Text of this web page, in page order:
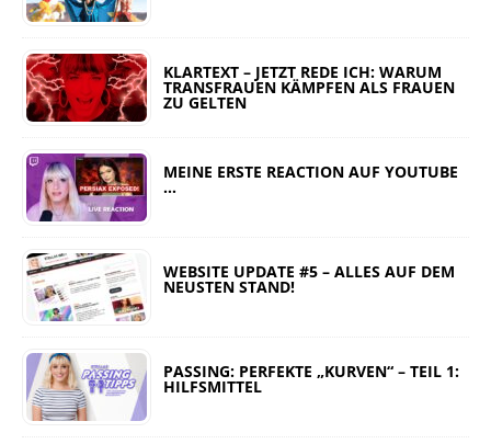
KLARTEXT – JETZT REDE ICH: WARUM
TRANSFRAUEN KÄMPFEN ALS FRAUEN
ZU GELTEN
MEINE ERSTE REACTION AUF YOUTUBE
…
WEBSITE UPDATE #5 – ALLES AUF DEM
NEUSTEN STAND!
PASSING: PERFEKTE „KURVEN“ – TEIL 1:
HILFSMITTEL